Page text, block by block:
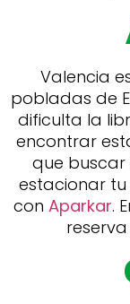
Valencia
pobladas de
dificulta la
encontrar
que
estacionar
con Aparkar.